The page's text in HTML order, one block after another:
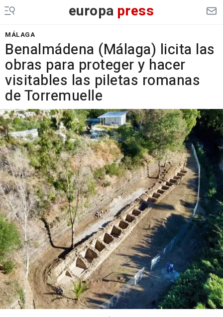
europa press
MÁLAGA
Benalmádena (Málaga) licita las
obras para proteger y hacer
visitables las piletas romanas
de Torremuelle